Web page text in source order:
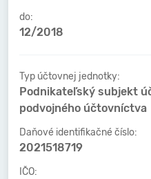
do:
12/2018
Typ účtovnej jednotky:
Podnikateľský subjekt
podvojného účtovníctva
Daňové identifikačné číslo:
2021518719
IČO: